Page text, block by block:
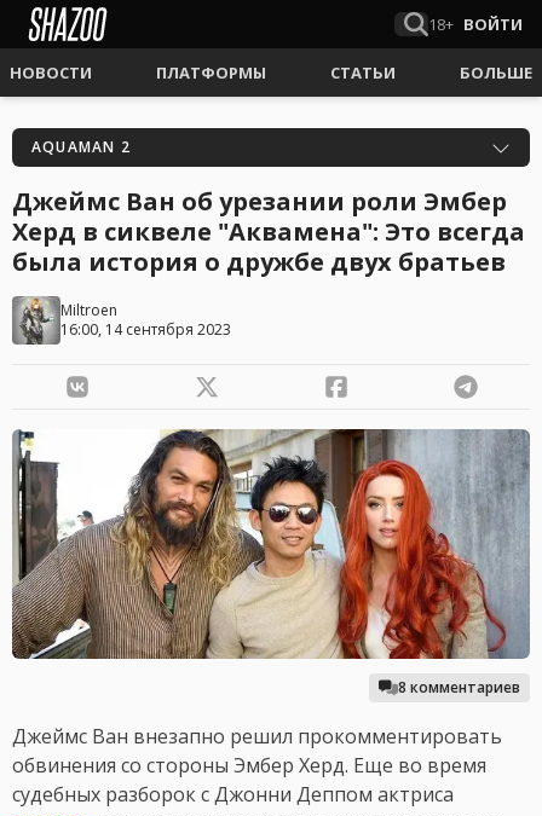
18+ ВОЙТИ
НОВОСТИ ПЛАТФОРМЫ СТАТЬИ БОЛЬШЕ
AQUAMAN 2
Джеймс Ван об урезании роли Эмбер
Херд в сиквеле "Аквамена": Это всегда
была история о дружбе двух братьев
Miltroen
16:00, 14 сентября 2023
8 комментариев
Джеймс Ван внезапно решил прокомментировать
обвинения со стороны Эмбер Херд. Еще во время
судебных разборок с Джонни Деппом актриса